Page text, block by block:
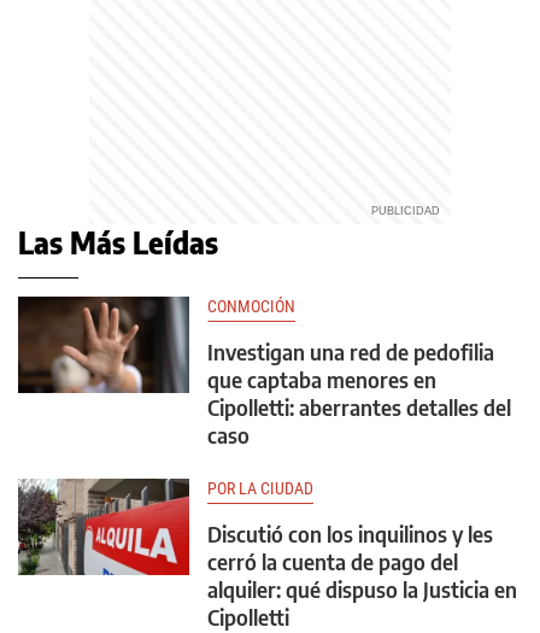
Las Más Leídas
CONMOCIÓN
Investigan una red de pedofilia
que captaba menores en
Cipolletti: aberrantes detalles del
caso
POR LA CIUDAD
Discutió con los inquilinos y les
cerró la cuenta de pago del
alquiler: qué dispuso la Justicia en
Cipolletti